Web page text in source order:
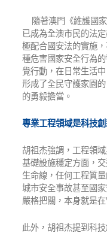
隨著澳門《維護國
已成為全澳市民的法
極配合國安法的實施
種危害國家安全行為
覺行動，在日常生活
形成了全民守護家園
的勇毅擔當。
專業工程領域是科技
胡祖杰強調，工程領
基礎設施穩定方面，
生命線，任何工程質
城市安全事故甚至國
嚴格把關，本身就是
此外，胡祖杰提到科